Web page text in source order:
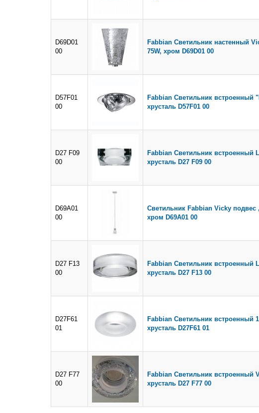
D69D01
00
Fabbian Светильник настенный
75W, хром D69D01 00
D57F01
00
Fabbian Светильник встроенный
хрусталь D57F01 00
D27 F09
00
Fabbian Светильник встроенный
хрусталь D27 F09 00
D69A01
00
Светильник Fabbian Vicky подвес
хром D69A01 00
D27 F13
00
Fabbian Светильник встроенный
хрусталь D27 F13 00
D27F61
01
Fabbian Светильник встроенный
хрусталь D27F61 01
D27 F77
00
Fabbian Светильник встроенный
хрусталь D27 F77 00